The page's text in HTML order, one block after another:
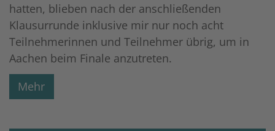
hatten, blieben nach der anschließenden
Klausurrunde inklusive mir nur noch acht
Teilnehmerinnen und Teilnehmer übrig, um in
Aachen beim Finale anzutreten.
Mehr